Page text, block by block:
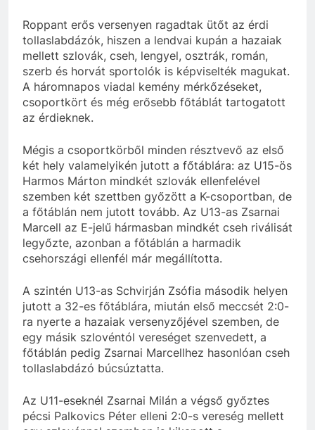
Roppant erős versenyen ragadtak ütőt az érdi
tollaslabdázók, hiszen a lendvai kupán a hazaiak
mellett szlovák, cseh, lengyel, osztrák, román,
szerb és horvát sportolók is képviselték magukat.
A háromnapos viadal kemény mérkőzéseket,
csoportkört és még erősebb főtáblát tartogatott
az érdieknek.
Mégis a csoportkörből minden résztvevő az első
két hely valamelyikén jutott a főtáblára: az U15-ös
Harmos Márton mindkét szlovák ellenfelével
szemben két szettben győzött a K-csoportban, de
a főtáblán nem jutott tovább. Az U13-as Zsarnai
Marcell az E-jelű hármasban mindkét cseh riválisát
legyőzte, azonban a főtáblán a harmadik
csehországi ellenfél már megállította.
A szintén U13-as Schvirján Zsófia második helyen
jutott a 32-es főtáblára, miután első meccsét 2:0-
ra nyerte a hazaiak versenyzőjével szemben, de
egy másik szlovéntól vereséget szenvedett, a
főtáblán pedig Zsarnai Marcellhez hasonlóan cseh
tollaslabdázó búcsúztatta.
Az U11-eseknél Zsarnai Milán a végső győztes
pécsi Palkovics Péter elleni 2:0-s vereség mellett